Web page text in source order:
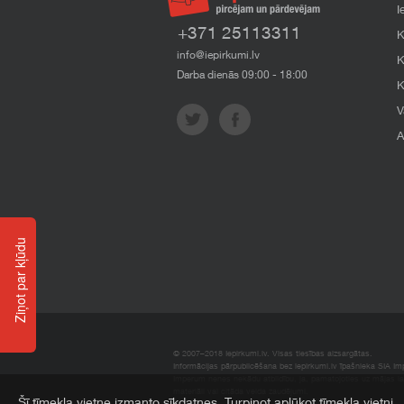
+371 25113311
info@iepirkumi.lv
Darba dienās 09:00 - 18:00
© 2007–2018 Iepirkumi.lv. Visas tiesības aizsargātas.
Informācijas pārpublicēšana bez iepirkumi.lv īpašnieka SIA
Ziņot par kļūdu